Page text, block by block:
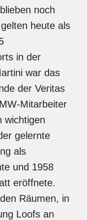
noch
heute als
in der
war das
der Veritas
Mitarbeiter
wichtigen
gelernte
als
und 1958
eröffnete.
Räumen, in
Loofs an